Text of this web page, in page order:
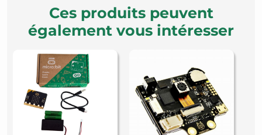
Ces produits peuvent
également vous intéresser